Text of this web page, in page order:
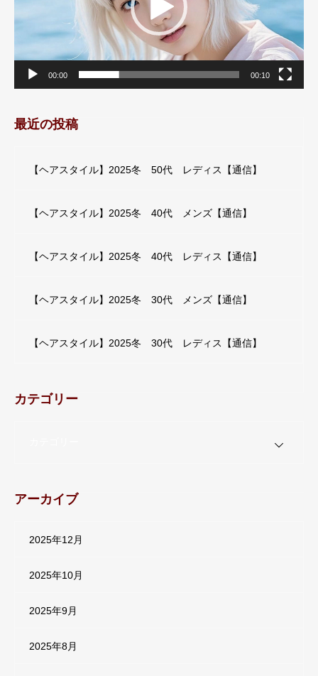
00:00 00:10
最近の投稿
【ヘアスタイル】2025冬 50代 レディス【通信】
【ヘアスタイル】2025冬 40代 メンズ【通信】
【ヘアスタイル】2025冬 40代 レディス【通信】
【ヘアスタイル】2025冬 30代 メンズ【通信】
【ヘアスタイル】2025冬 30代 レディス【通信】
カテゴリー
アーカイブ
2025年12月
2025年10月
2025年9月
2025年8月